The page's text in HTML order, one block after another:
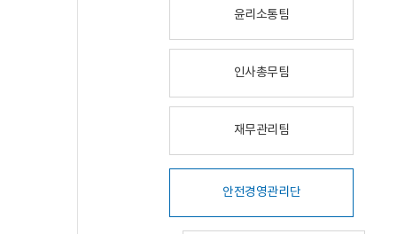
윤리소통팀
인사총무팀
재무관리팀
안전경영관리단